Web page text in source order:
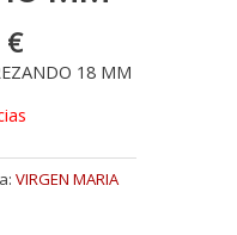
€
18 MM
VIRGEN MARIA